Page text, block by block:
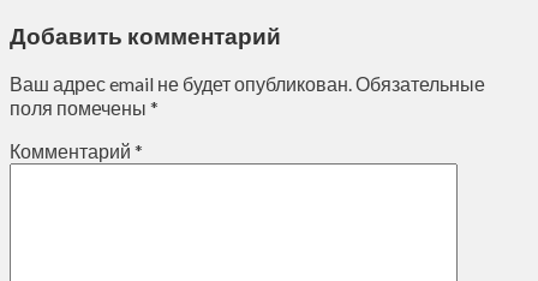
Добавить комментарий
Ваш адрес email не будет опубликован.Обязательные
поля помечены *
Комментарий *